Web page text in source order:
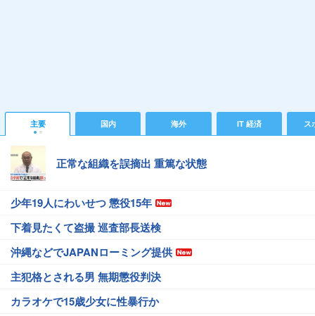
主要 国内 海外 IT 経済 ス
正常な組織を誤摘出 重篤な状態
少年19人にわいせつ 懲役15年
下着見たくて盗撮 巡査部長送検
沖縄などでJAPANローミング提供
主犯格とされる男 無期懲役判決
カラオケで15歳少女に性暴行か